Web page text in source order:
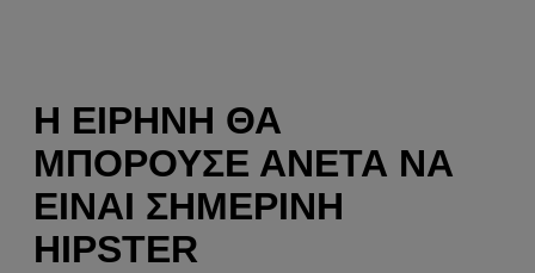
Η ΕΙΡΉΝΗ ΘΑ
ΜΠΟΡΟΎΣΕ ΆΝΕΤΑ ΝΑ
ΕΊΝΑΙ ΣΗΜΕΡΙΝΉ
HIPSTER